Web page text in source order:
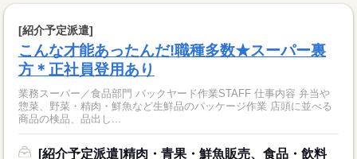
[紹介予定派遣]
こんな才能あったんだ!職種多数★スーパー裏
方＊正社員登用あり
業務スーパー／食品部門 バックヤード作業STAFF 仕事内容 弁当や
惣菜、野菜・精肉・鮮魚など生鮮品のパッケージ作業 店頭に並べる
商品の検品、品出し...
[紹介予定派遣]精肉・青果・鮮魚販売、食品・飲料